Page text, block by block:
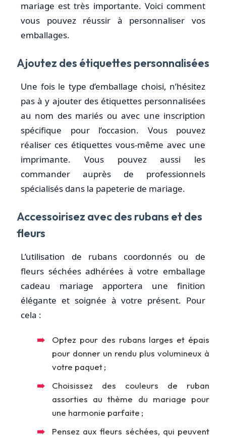
mariage est très importante. Voici comment
vous pouvez réussir à personnaliser vos
emballages.
Ajoutez des étiquettes personnalisées
Une fois le type d’emballage choisi, n’hésitez
pas à y ajouter des étiquettes personnalisées
au nom des mariés ou avec une inscription
spécifique pour l’occasion. Vous pouvez
réaliser ces étiquettes vous-même avec une
imprimante. Vous pouvez aussi les
commander auprès de professionnels
spécialisés dans la papeterie de mariage.
Accessoirisez avec des rubans et des
fleurs
L’utilisation de rubans coordonnés ou de
fleurs séchées adhérées à votre emballage
cadeau mariage apportera une finition
élégante et soignée à votre présent. Pour
cela :
Optez pour des rubans larges et épais
pour donner un rendu plus volumineux à
votre paquet ;
Choisissez des couleurs de ruban
assorties au thème du mariage pour
une harmonie parfaite ;
Pensez aux fleurs séchées, qui peuvent